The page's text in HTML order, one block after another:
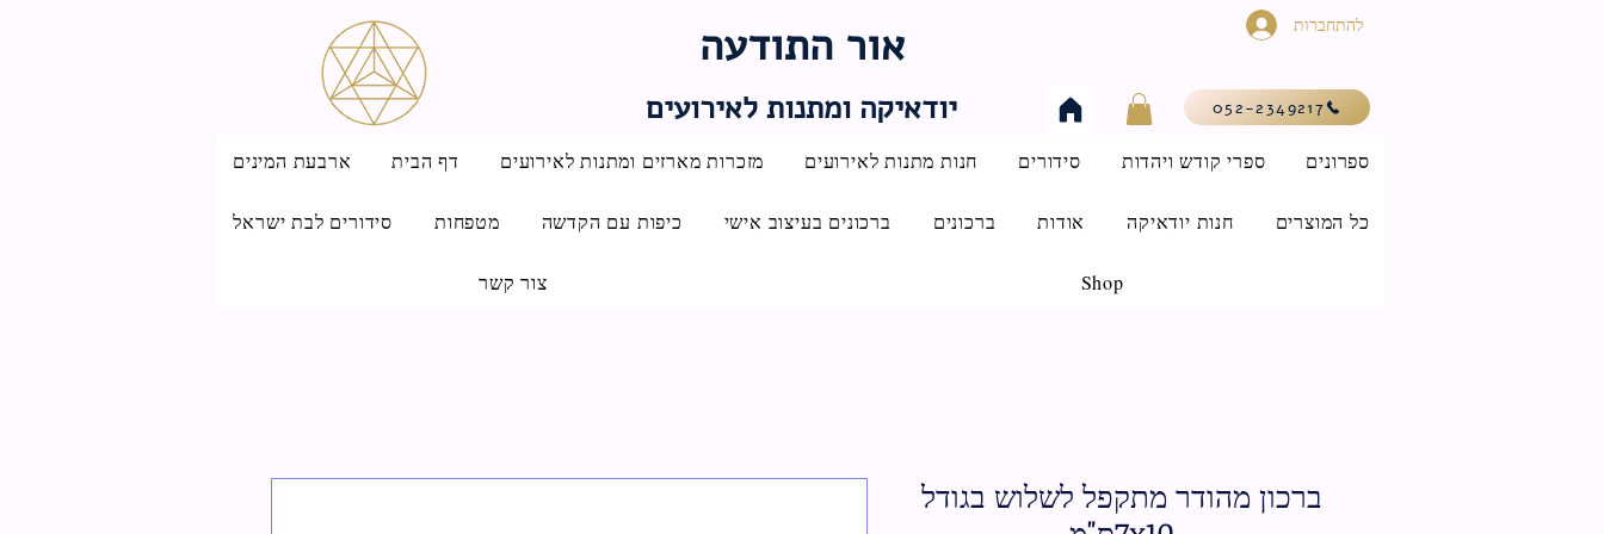
אור התודעה
יודאיקה ומתנות לאירועים
להתחברות
052-2349217
ארבעת המינים דף הבית מזכרות מארזים ומתנות לאירועים חנות מתנות לאירועים סידורים ספרי קודש ויהדות ספרונים
סידורים לבת ישראל מטפחות כיפות עם הקדשה ברכונים בעיצוב אישי ברכונים אודות חנות יודאיקה כל המוצרים
צור קשר Shop
ברכון מהודר מתקפל לשלוש בגודל